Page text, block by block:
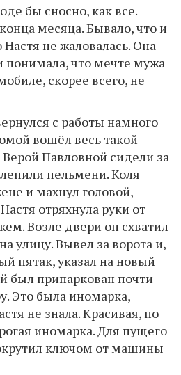
бы сносно, как все.
месяца. Бывало, что и
Настя не жаловалась. Она
понимала, что мечте мужа
скорее всего, не
с работы намного
вошёл весь такой
Павловной сидели за
пельмени. Коля
и махнул головой,
отряхнула руки от
Возле двери он схватил
улицу. Вывел за ворота и,
пятак, указал на новый
был припаркован почти
Это была иномарка,
не знала. Красивая, по
иномарка. Для пущего
ключом от машины